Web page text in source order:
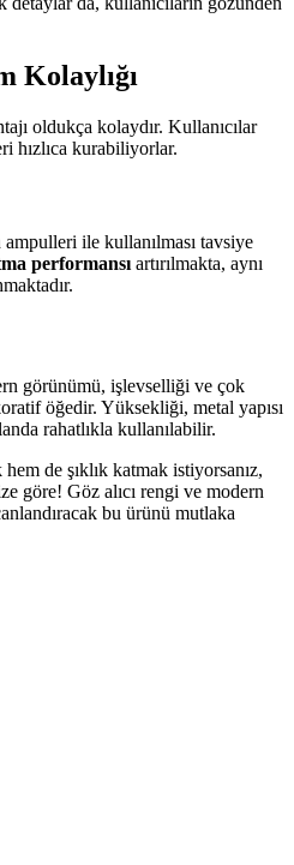
Kolaylığı
oldukça kolaydır. Kullanıcılar
hızlıca kurabiliyorlar.
ile kullanılması tavsiye
performansı artırılmakta, aynı
görünümü, işlevselliği ve çok
öğedir. Yüksekliği, metal yapısı
rahatlıkla kullanılabilir.
hem de şıklık katmak istiyorsanız,
göre! Göz alıcı rengi ve modern
bu ürünü mutlaka